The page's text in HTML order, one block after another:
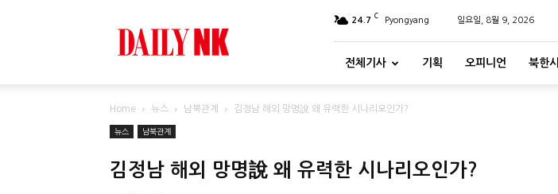
24.7 C Pyongyang 일요일, 8월 9, 2026
전체기사 기획 오피니언 북한
Home 뉴스 남북관계 김정남 해외 망명說 왜 유력한 시나리오인가?
뉴스 남북관계
김정남 해외 망명說 왜 유력한 시나리오인가?